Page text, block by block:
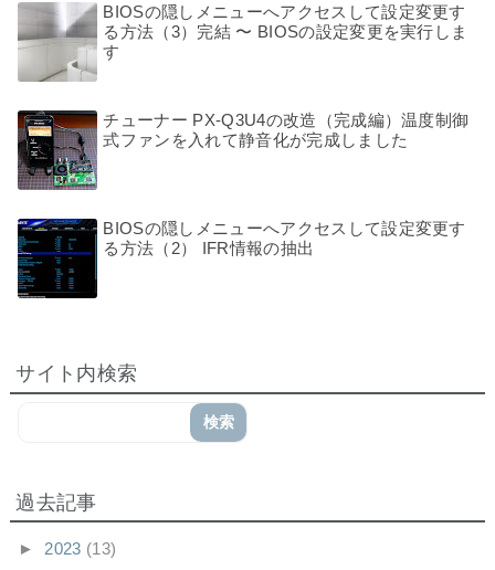
BIOSの隠しメニューへアクセスして設定変更す
る方法（3）完結 〜 BIOSの設定変更を実行しま
す
チューナー PX-Q3U4の改造（完成編）温度制御
式ファンを入れて静音化が完成しました
BIOSの隠しメニューへアクセスして設定変更す
る方法（2） IFR情報の抽出
サイト内検索
過去記事
► 2023 (13)